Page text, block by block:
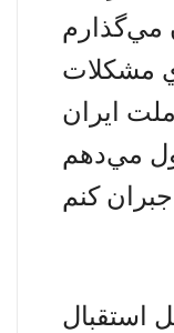
مي‌گذارم
مشكلات
ايران
مي‌دهم
استقبال